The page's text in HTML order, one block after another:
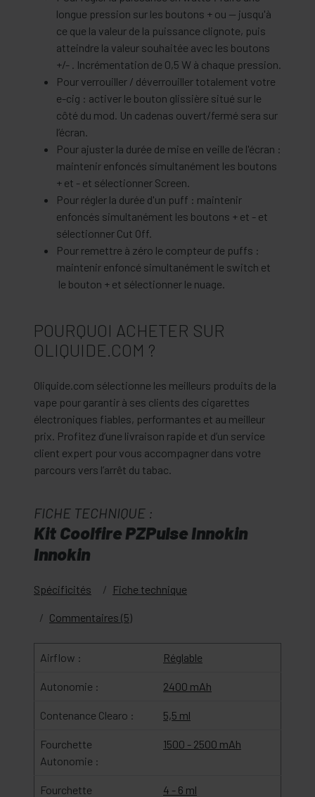
longue pression sur les boutons + ou — jusqu'à
ce que la valeur de la puissance clignote, puis
atteindre la valeur souhaitée avec les boutons
+/- . Incrémentation de 0,5 W à chaque pression.
Pour verrouiller / déverrouiller totalement votre
e-cig : activer le bouton glissière situé sur le
côté du mod. Un cadenas ouvert/fermé sera sur
l’écran.
Pour ajuster la durée de mise en veille de l'écran :
maintenir enfoncés simultanément les boutons
+ et - et sélectionner Screen.
Pour régler la durée d'un puff : maintenir
enfoncés simultanément les boutons + et - et
sélectionner Cut Off.
Pour remettre à zéro le compteur de puffs :
maintenir enfoncé simultanément le switch et
le bouton + et sélectionner le nuage.
POURQUOI ACHETER SUR
OLIQUIDE.COM ?
Oliquide.com sélectionne les meilleurs produits de la
vape pour garantir à ses clients des cigarettes
électroniques fiables, performantes et au meilleur
prix. Profitez d’une livraison rapide et d’un service
client expert pour vous accompagner dans votre
parcours vers l’arrêt du tabac.
FICHE TECHNIQUE :
Kit Coolfire PZPulse Innokin
Innokin
Spécificités Fiche technique
Commentaires (5)
Airflow : Réglable
Autonomie : 2400 mAh
Contenance Clearo : 5,5 ml
Fourchette
Autonomie :
1500 - 2500 mAh
Fourchette
4 - 6 ml